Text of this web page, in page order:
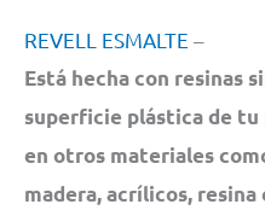
REVELL ESMALTE –
Está hecha con resinas
superficie plástica de tu
en otros materiales
madera, acrílicos,